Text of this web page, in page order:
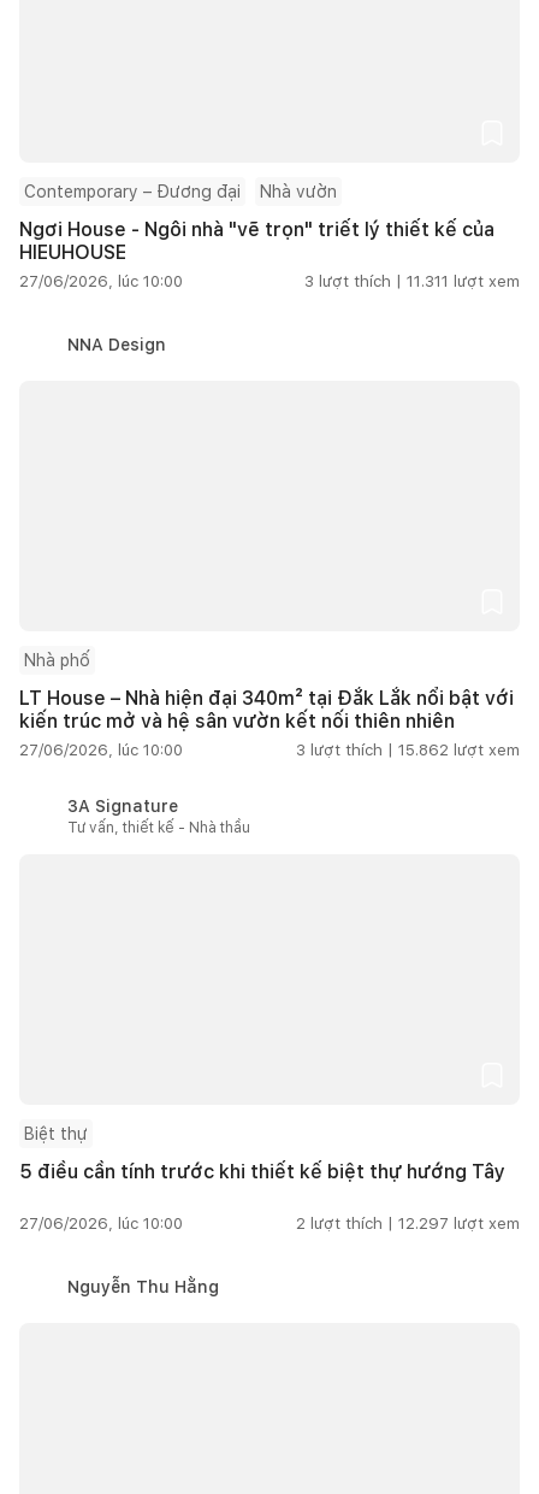
Contemporary – Đương đại Nhà vườn
Ngơi House - Ngôi nhà "vẽ trọn" triết lý thiết kế của
HIEUHOUSE
27/06/2026, lúc 10:00 3 lượt thích | 11.311 lượt xem
NNA Design
Nhà phố
LT House – Nhà hiện đại 340m² tại Đắk Lắk nổi bật với
kiến trúc mở và hệ sân vườn kết nối thiên nhiên
27/06/2026, lúc 10:00 3 lượt thích | 15.862 lượt xem
3A Signature
Tư vấn, thiết kế - Nhà thầu
Biệt thự
5 điều cần tính trước khi thiết kế biệt thự hướng Tây
27/06/2026, lúc 10:00 2 lượt thích | 12.297 lượt xem
Nguyễn Thu Hằng